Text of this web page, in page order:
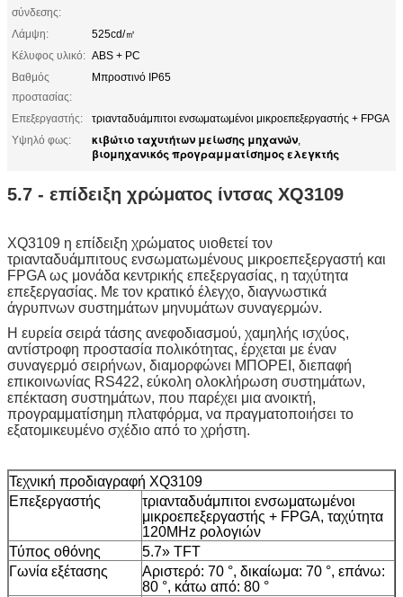
σύνδεσης:
Λάμψη:
525cd/㎡
Κέλυφος υλικό: ABS + PC
Βαθμός
προστασίας:
Μπροστινό IP65
Επεξεργαστής:
τριανταδυάμπιτοι ενσωματωμένοι μικροεπεξεργαστής + FPGA
Υψηλό φως:
κιβώτιο ταχυτήτων μείωσης μηχανών,
βιομηχανικός προγραμματίσημος ελεγκτής
5.7 - επίδειξη χρώματος ίντσας XQ3109
XQ3109 η επίδειξη χρώματος υιοθετεί τον
τριανταδυάμπιτους ενσωματωμένους μικροεπεξεργαστή και
FPGA ως μονάδα κεντρικής επεξεργασίας, η ταχύτητα
επεξεργασίας. Με τον κρατικό έλεγχο, διαγνωστικά
άγρυπνων συστημάτων μηνυμάτων συναγερμών.
Η ευρεία σειρά τάσης ανεφοδιασμού, χαμηλής ισχύος,
αντίστροφη προστασία πολικότητας, έρχεται με έναν
συναγερμό σειρήνων, διαμορφώνει ΜΠΟΡΕΙ, διεπαφή
επικοινωνίας RS422, εύκολη ολοκλήρωση συστημάτων,
επέκταση συστημάτων, που παρέχει μια ανοικτή,
προγραμματίσημη πλατφόρμα, να πραγματοποιήσει το
εξατομικευμένο σχέδιο από το χρήστη.
Τεχνική προδιαγραφή XQ3109
Επεξεργαστής
τριανταδυάμπιτοι ενσωματωμένοι
μικροεπεξεργαστής + FPGA, ταχύτητα
120MHz ρολογιών
Τύπος οθόνης
5.7» TFT
Γωνία εξέτασης
Αριστερό: 70 °, δικαίωμα: 70 °, επάνω:
80 °, κάτω από: 80 °